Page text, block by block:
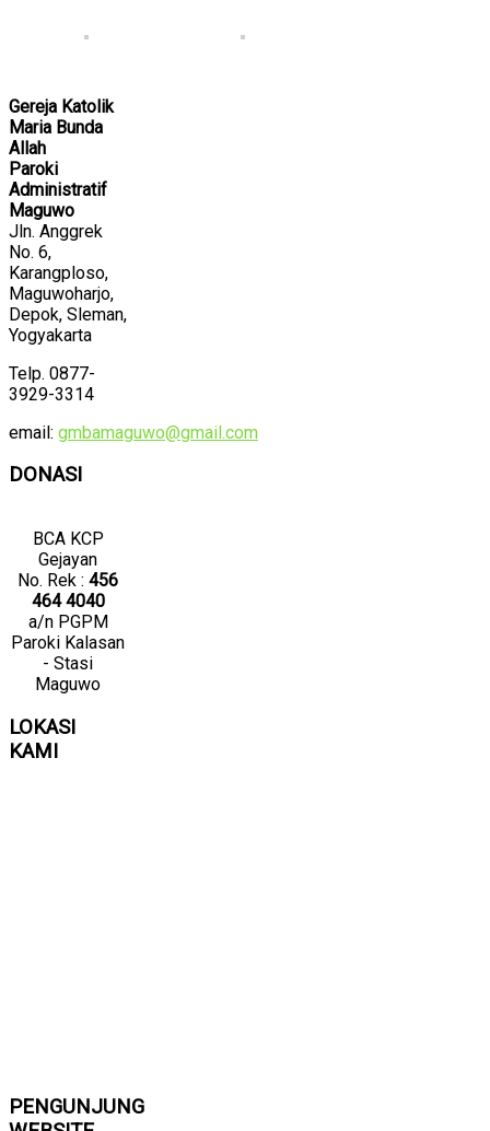
Gereja Katolik
Maria Bunda
Allah
Paroki
Administratif
Maguwo
Jln. Anggrek
No. 6,
Karangploso,
Maguwoharjo,
Depok, Sleman,
Yogyakarta
Telp. 0877-
3929-3314
email: gmbamaguwo@gmail.com
DONASI
BCA KCP
Gejayan
No. Rek : 456
464 4040
a/n PGPM
Paroki Kalasan
- Stasi
Maguwo
LOKASI
KAMI
PENGUNJUNG